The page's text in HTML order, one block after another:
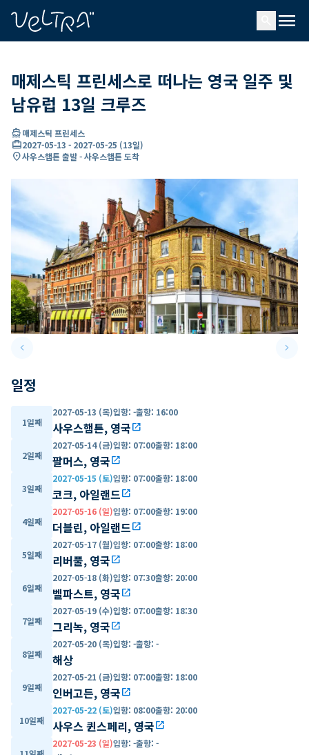
menu
매제스틱 프린세스로 떠나는 영국 일주 및
남유럽 13일 크루즈
directions_boat매제스틱 프린세스
card_travel2027-05-13 - 2027-05-25 (13일)
location_on사우스햄튼 출발 - 사우스햄튼 도착
keyboard_arrow_leftPrevious slide keyboard_arrow_right
일정
1일째
2027-05-13 (목)입항: -출항: 16:00
사우스햄튼, 영국open_in_new
2일째
2027-05-14 (금)입항: 07:00출항: 18:00
팔머스, 영국open_in_new
3일째
2027-05-15 (토)입항: 07:00출항: 18:00
코크, 아일랜드open_in_new
4일째
2027-05-16 (일)입항: 07:00출항: 19:00
더블린, 아일랜드open_in_new
5일째
2027-05-17 (월)입항: 07:00출항: 18:00
리버풀, 영국open_in_new
6일째
2027-05-18 (화)입항: 07:30출항: 20:00
벨파스트, 영국open_in_new
7일째
2027-05-19 (수)입항: 07:00출항: 18:30
그리녹, 영국open_in_new
8일째
2027-05-20 (목)입항: -출항: -
해상
9일째
2027-05-21 (금)입항: 07:00출항: 18:00
인버고든, 영국open_in_new
10일째
2027-05-22 (토)입항: 08:00출항: 20:00
사우스 퀸스페리, 영국open_in_new
2027-05-23 (일)입항: -출항: -